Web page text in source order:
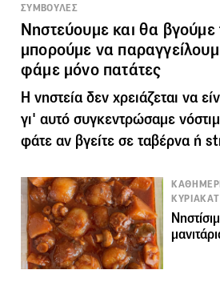
ΣΥΜΒΟΥΛΕΣ
Νηστεύουμε και θα βγούμε
μπορούμε να
φάμε μόνο πατάτες
Η νηστεία δεν χρειάζεται να
γι' αυτό συγκεντρώσαμε
φάτε αν βγείτε σε ταβέρνα ή